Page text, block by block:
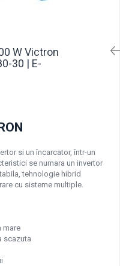
W Victron
30 | E-
si un încarcator, într-un
se numara un invertor
tehnologie hibrid
cu sisteme multiple.